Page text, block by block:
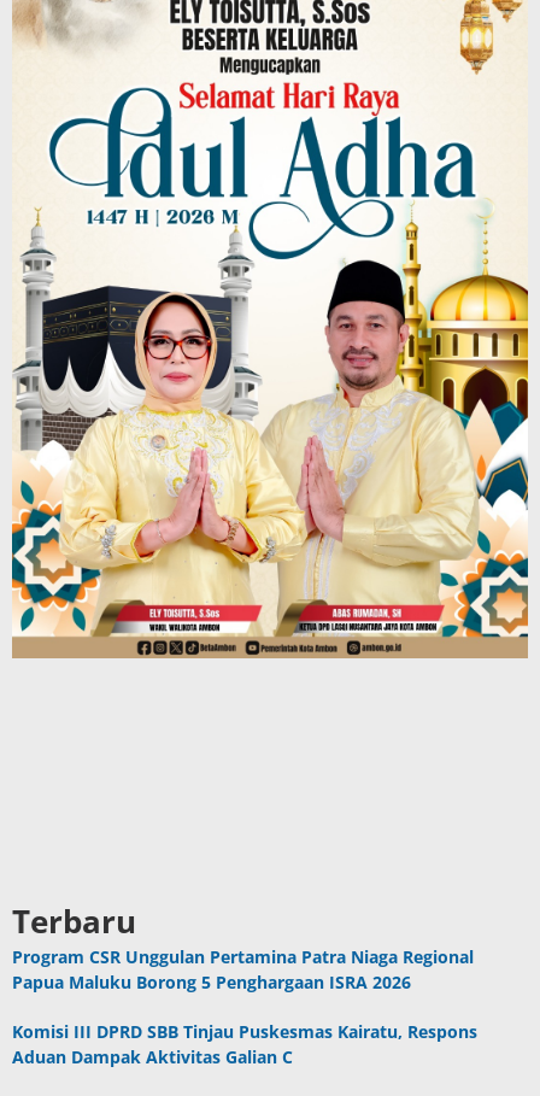
Terbaru
Program CSR Unggulan Pertamina Patra Niaga Regional
Papua Maluku Borong 5 Penghargaan ISRA 2026
Komisi III DPRD SBB Tinjau Puskesmas Kairatu, Respons
Aduan Dampak Aktivitas Galian C